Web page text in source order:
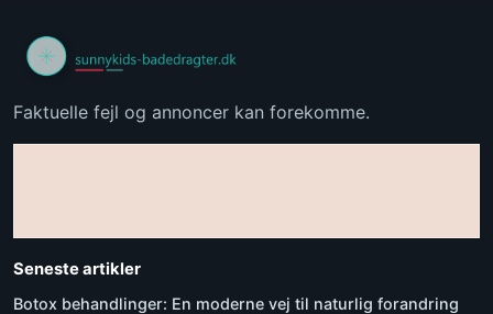
Faktuelle fejl og annoncer kan forekomme.
Seneste artikler
Botox behandlinger: En moderne vej til naturlig forandring